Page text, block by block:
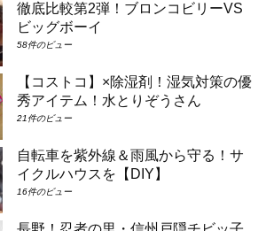
徹底比較第2弾！ブロンコビリーVS
ビッグボーイ
58件のビュー
【コストコ】×除湿剤！湿気対策の優
秀アイテム！水とりぞうさん
21件のビュー
自転車を紫外線＆雨風から守る！サ
イクルハウスを【DIY】
16件のビュー